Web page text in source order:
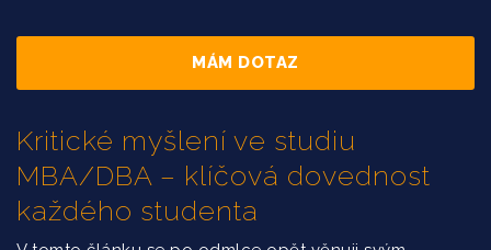
MÁM DOTAZ
Kritické myšlení ve studiu
MBA/DBA – klíčová dovednost
každého studenta